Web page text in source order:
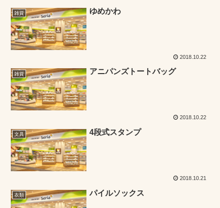
雑貨 ゆめかわ
2018.10.22
雑貨 アニパンズトートバッグ
2018.10.22
文具 4段式スタンプ
2018.10.21
衣類 パイルソックス